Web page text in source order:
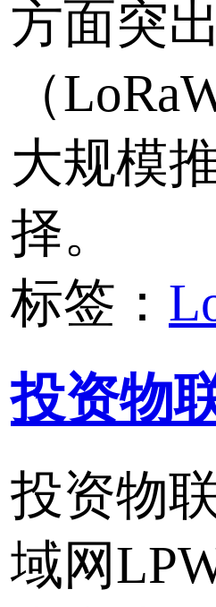
CR140DI
4路开关量..
CR140DI 是
测控终端，
器输出，支
议，支持接
433MHz无线
K9140 无线
K9140是工